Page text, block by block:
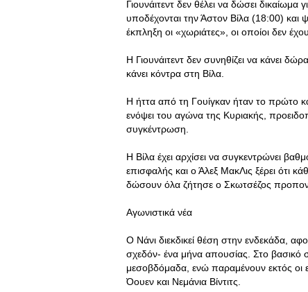
Γιουνάιτεντ δεν θέλει να δώσει δικαίωμα
υποδέχονται την Άστον Βίλα (18:00) και
έκπληξη οι «χωριάτες», οι οποίοι δεν
Η Γιουνάιτεντ δεν συνηθίζει να κάνει
κάνει κόντρα στη Βίλα.
Η ήττα από τη Γουίγκαν ήταν το πρώτο
ενόψει του αγώνα της Κυριακής,
συγκέντρωση.
Η Βίλα έχει αρχίσει να συγκεντρώνει
επισφαλής και ο Άλεξ ΜακΛις ξέρει ότι
δώσουν όλα ζήτησε ο Σκωτσέζος
Αγωνιστικά νέα
Ο Νάνι διεκδικεί θέση στην ενδεκάδα,
σχεδόν- ένα μήνα απουσίας. Στο βασικό
μεσοβδόμαδα, ενώ παραμένουν εκτός οι
Όουεν και Νεμάνια Βίντιτς.